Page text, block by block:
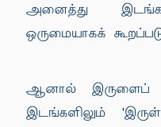
அனைத்து
ஒருமையாகக்
ஆனால் இருளைப்
இடங்களிலும்